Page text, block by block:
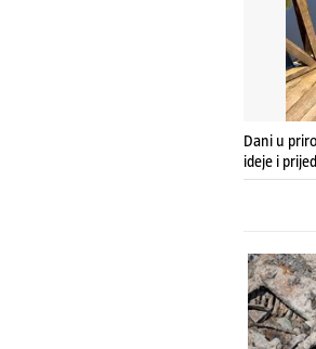
Dani u
ideje i